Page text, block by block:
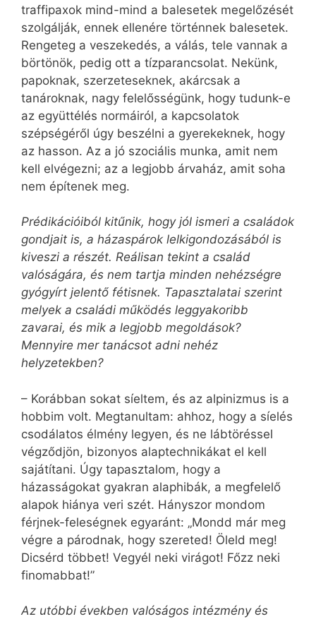
traffipaxok mind-mind a balesetek megelőzését
szolgálják, ennek ellenére történnek balesetek.
Rengeteg a veszekedés, a válás, tele vannak a
börtönök, pedig ott a tízparancsolat. Nekünk,
papoknak, szerzeteseknek, akárcsak a
tanároknak, nagy felelősségünk, hogy tudunk-e
az együttélés normáiról, a kapcsolatok
szépségéről úgy beszélni a gyerekeknek, hogy
az hasson. Az a jó szociális munka, amit nem
kell elvégezni; az a legjobb árvaház, amit soha
nem építenek meg.
Prédikációiból kitűnik, hogy jól ismeri a családok
gondjait is, a házaspárok lelkigondozásából is
kiveszi a részét. Reálisan tekint a család
valóságára, és nem tartja minden nehézségre
gyógyírt jelentő fétisnek. Tapasztalatai szerint
melyek a családi működés leggyakoribb
zavarai, és mik a legjobb megoldások?
Mennyire mer tanácsot adni nehéz
helyzetekben?
– Korábban sokat síeltem, és az alpinizmus is a
hobbim volt. Megtanultam: ahhoz, hogy a síelés
csodálatos élmény legyen, és ne lábtöréssel
végződjön, bizonyos alaptechnikákat el kell
sajátítani. Úgy tapasztalom, hogy a
házasságokat gyakran alaphibák, a megfelelő
alapok hiánya veri szét. Hányszor mondom
férjnek-feleségnek egyaránt: „Mondd már meg
végre a párodnak, hogy szereted! Öleld meg!
Dicsérd többet! Vegyél neki virágot! Főzz neki
finomabbat!”
Az utóbbi években valóságos intézmény és